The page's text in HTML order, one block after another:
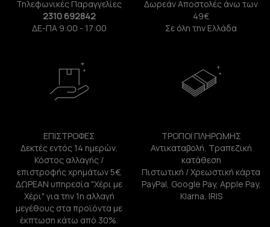
Τηλεφωνικές Παραγγελίες
2310 692842
ΔΕ-ΠΑ 9:00 - 17:00
Δωρεάν Αποστολές άνω των
49€
Σε όλη την Ελλάδα
ΕΠΙΣΤΡΟΦΕΣ
Δεκτές εντός 14 ημερών.
Κόστος αλλαγής /
επιστροφής χρημάτων 5€.
ΔΩΡΕΑΝ υπηρεσία "Χέρι με
Χέρι" για την 1η αλλαγή
μεγέθους στα προϊόντα με
έκπτωση κάτω από 30%.
ΤΡΟΠΟΙ ΠΛΗΡΩΜΗΣ
Αντικαταβολή, Τραπεζική
κατάθεση
Πιστωτική / Χρεωστική κάρτα
PayPal, Google Pay, Apple Pay,
Klarna, IRIS